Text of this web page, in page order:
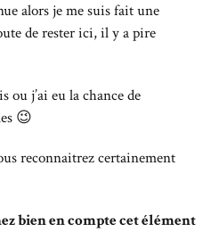
alors je me suis fait une
de rester ici, il y a pire
ou j’ai eu la chance de
😉
reconnaitrez certainement
bien en compte cet élément